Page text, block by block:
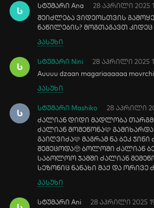
Ს სტუმარი Ana
28 აპრილი 2025
შეიძლება ვიდეოსთვის
ნაწილების? მოგთაგავთ კიდეც
პასუხი
Ს სტუმარი Nini
28 აპრილი 2025
Auuuu dzaan magariaaaaaa
პასუხი
Ს სტუმარი Mashiko
28 აპრილი
ძალიან დიდი მადლობა
ძალიან მომეწონა🩷
გაიღვიძა🩷 მაგრამ ნა ბეკ
შემეცოდა🥺 ბოლოში ძალიან
საბოლოო ჯამში ძალიან
სეზონიც ნანახი მაქ და ორივე
პასუხი
სტუმარი Ani
28 აპრილი 2025